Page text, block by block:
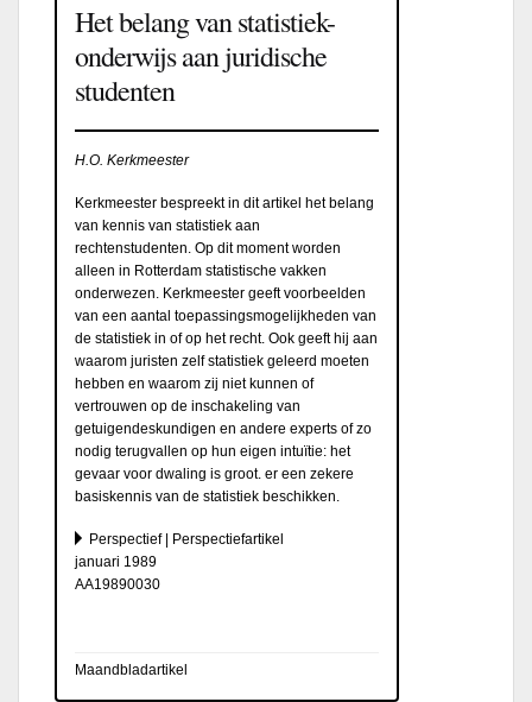
Het belang van statistiek-
onderwijs aan juridische
studenten
H.O. Kerkmeester
Kerkmeester bespreekt in dit artikel het belang
van kennis van statistiek aan
rechtenstudenten. Op dit moment worden
alleen in Rotterdam statistische vakken
onderwezen. Kerkmeester geeft voorbeelden
van een aantal toepassingsmogelijkheden van
de statistiek in of op het recht. Ook geeft hij aan
waarom juristen zelf statistiek geleerd moeten
hebben en waarom zij niet kunnen of
vertrouwen op de inschakeling van
getuigendeskundigen en andere experts of zo
nodig terugvallen op hun eigen intuïtie: het
gevaar voor dwaling is groot. er een zekere
basiskennis van de statistiek beschikken.
Perspectief | Perspectiefartikel
januari 1989
AA19890030
Maandbladartikel